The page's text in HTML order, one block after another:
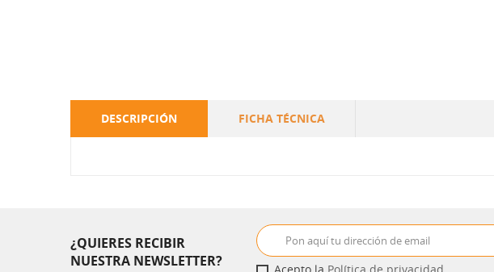
DESCRIPCIÓN FICHA TÉCNICA
¿QUIERES RECIBIR
NUESTRA NEWSLETTER?